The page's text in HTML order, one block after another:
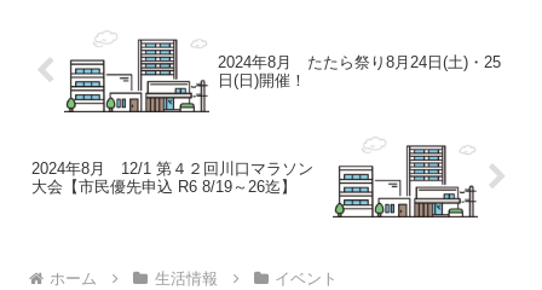
2024年8月 たたら祭り8月24日(土)・25
日(日)開催！
2024年8月 12/1 第４２回川口マラソン
大会【市民優先申込 R6 8/19～26迄】
ホーム 生活情報 イベント